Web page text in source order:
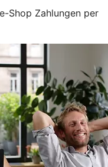
Shop Zahlungen per